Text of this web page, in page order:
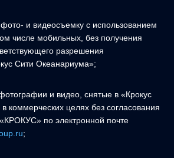
и видеосъемку с использованием
числе мобильных, без получения
разрешения
Сити Океанариума»;
и видео, снятые в «Крокус
коммерческих целях без согласования
по электронной почте
;